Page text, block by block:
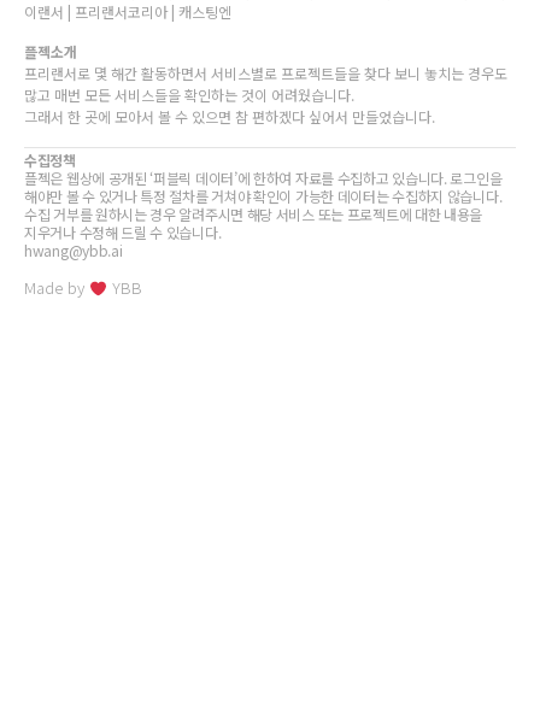
이랜서 | 프리랜서코리아 | 캐스팅엔
플젝소개
프리랜서로 몇 해간 활동하면서 서비스별로 프로젝트들을 찾다 보니 놓치는 경우도
많고 매번 모든 서비스들을 확인하는 것이 어려웠습니다.
그래서 한 곳에 모아서 볼 수 있으면 참 편하겠다 싶어서 만들었습니다.
수집정책
플젝은 웹상에 공개된 ‘퍼블릭 데이터’에 한하여 자료를 수집하고 있습니다. 로그인을
해야만 볼 수 있거나 특정 절차를 거쳐야 확인이 가능한 데이터는 수집하지 않습니다.
수집 거부를 원하시는 경우 알려주시면 해당 서비스 또는 프로젝트에 대한 내용을
지우거나 수정해 드릴 수 있습니다.
hwang@ybb.ai
Made by YBB